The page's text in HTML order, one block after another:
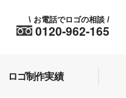
0120-962-165
\ お電話でロゴの相談 /
ロゴ制作実績